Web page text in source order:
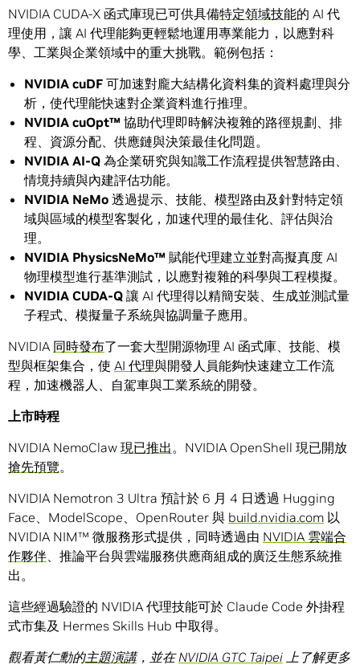
NVIDIA CUDA-X 函式庫現已可供具備特定領域技能的 AI 代
理使用，讓 AI 代理能夠更輕鬆地運用專業能力，以應對科
學、工業與企業領域中的重大挑戰。範例包括：
NVIDIA cuDF 可加速對龐大結構化資料集的資料處理與分
析，使代理能快速對企業資料進行推理。
NVIDIA cuOpt™ 協助代理即時解決複雜的路徑規劃、排
程、資源分配、供應鏈與決策最佳化問題。
NVIDIA AI-Q 為企業研究與知識工作流程提供智慧路由、
情境持續與內建評估功能。
NVIDIA NeMo 透過提示、技能、模型路由及針對特定領
域與區域的模型客製化，加速代理的最佳化、評估與治
理。
NVIDIA PhysicsNeMo™ 賦能代理建立並對高擬真度 AI
物理模型進行基準測試，以應對複雜的科學與工程模擬。
NVIDIA CUDA-Q 讓 AI 代理得以精簡安裝、生成並測試量
子程式、模擬量子系統與協調量子應用。
NVIDIA 同時發布了一套大型開源物理 AI 函式庫、技能、模
型與框架集合，使 AI 代理與開發人員能夠快速建立工作流
程，加速機器人、自駕車與工業系統的開發。
上市時程
NVIDIA NemoClaw 現已推出。NVIDIA OpenShell 現已開放
搶先預覽。
NVIDIA Nemotron 3 Ultra 預計於 6 月 4 日透過 Hugging
Face、ModelScope、OpenRouter 與 build.nvidia.com 以
NVIDIA NIM™ 微服務形式提供，同時透過由 NVIDIA 雲端合
作夥伴、推論平台與雲端服務供應商組成的廣泛生態系統推
出。
這些經過驗證的 NVIDIA 代理技能可於 Claude Code 外掛程
式市集及 Hermes Skills Hub 中取得。
觀看黃仁勳的主題演講，並在 NVIDIA GTC Taipei 上了解更多